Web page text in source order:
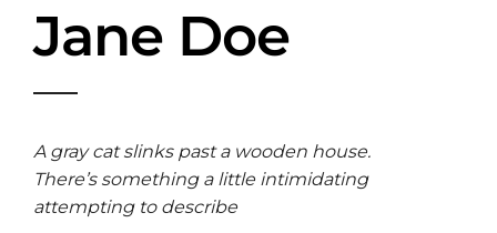
Jane Doe
A gray cat slinks past a wooden house.
There’s something a little intimidating
attempting to describe